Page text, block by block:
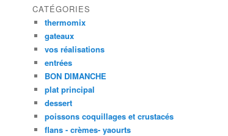
CATÉGORIES
thermomix
gateaux
vos réalisations
entrées
BON DIMANCHE
plat principal
dessert
poissons coquillages et crustacés
flans - crèmes- yaourts